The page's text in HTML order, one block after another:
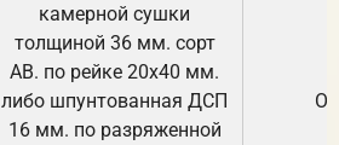
камерной сушки
толщиной 36 мм. сорт
АВ. по рейке 20х40 мм.
либо шпунтованная ДСП
16 мм. по разряженной